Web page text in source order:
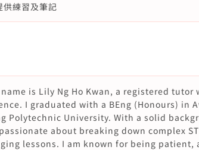
練習及筆記
is Lily Ng Ho Kwan, a registered tutor
I graduated with a BEng (Honours) in
Polytechnic University. With a solid
about breaking down complex
lessons. I am known for being patient,